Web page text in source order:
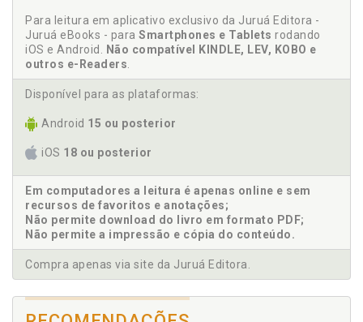
Apresentação. Por uma sociologia empírica do
direito. Pedro Heitor Barros Geraldo / Fernando de
Castro Fontainha, p. 9
Argentina. "É que aqui não acontece nada":
moralidades e direitos na administração de justiça
(Argentina). Lucía Eilbaum, p. 113
As profissões jurídicas em movimento, p. 233
jurídicas, p. 309
B
Baudouin Dupret. Moral ou natureza: negociar a
qualificação da culpa em um caso egípcio de
Ferrié, p. 91
Para leitura em aplicativo exclusivo da Juruá Editora -
Juruá eBooks - para Smartphones e Tablets rodando
iOS e Android. Não compatível KINDLE, LEV, KOBO e
outros e-Readers.
Disponível para as plataformas:
Android 15 ou posterior
iOS 18 ou posterior
Em computadores a leitura é apenas online e sem
recursos de favoritos e anotações;
Não permite download do livro em formato PDF;
Não permite a impressão e cópia do conteúdo.
Compra apenas via site da Juruá Editora.